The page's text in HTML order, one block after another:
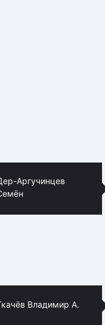
Аргучинцев
Владимир А.